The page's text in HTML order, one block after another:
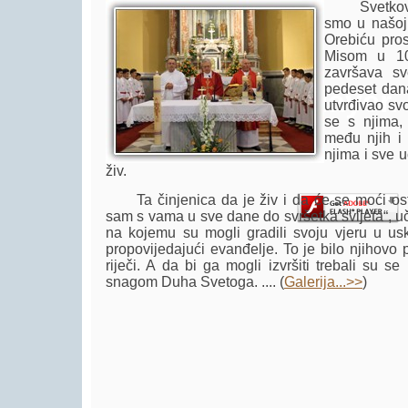
Player.
smo u
Orebiću
Misom u
završava
pedeset
utvrđivao
se s njima,
među njih i
njima i sve
živ.
Ta činjenica da je živ i da će se moći
sam s vama u sve dane do svršetka svijeta“,
na kojemu su mogli gradili svoju vjeru u
propovijedajući evanđelje. To je bilo njihovo
riječi. A da bi ga mogli izvršiti trebali su se
snagom Duha Svetoga. .... (Galerija...>>)